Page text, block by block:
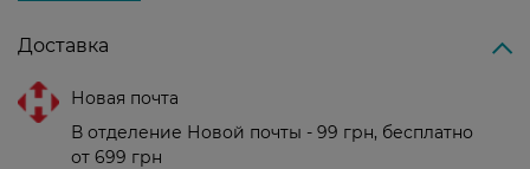
Доставка
Новая почта
В отделение Новой почты - 99 грн, бесплатно
от 699 грн